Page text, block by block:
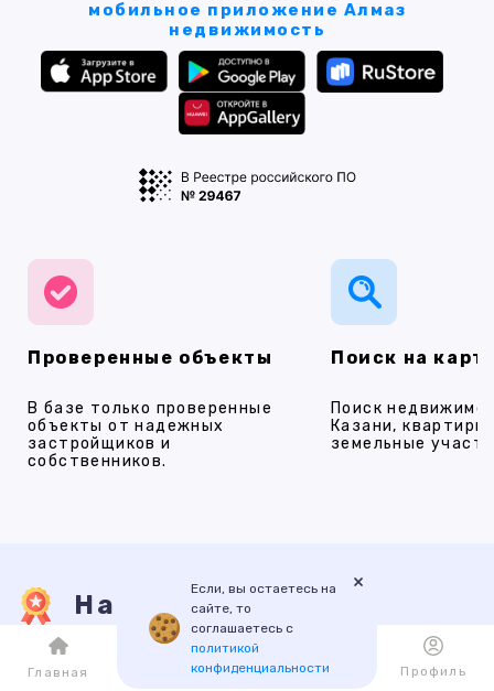
мобильное приложение Алмаз
недвижимость
Проверенные объекты
В базе только проверенные
объекты от надежных
застройщиков и
собственников.
Поиск на
Поиск
Казани,
земельные
Наши услуги
ПРОДАЖА НОВОСТРОЙКИ ИПОТЕКА
Если, вы остаетесь на
сайте, то
соглашаетесь с
политикой
конфиденциальности
×
Главная Каталог Избранное Профиль